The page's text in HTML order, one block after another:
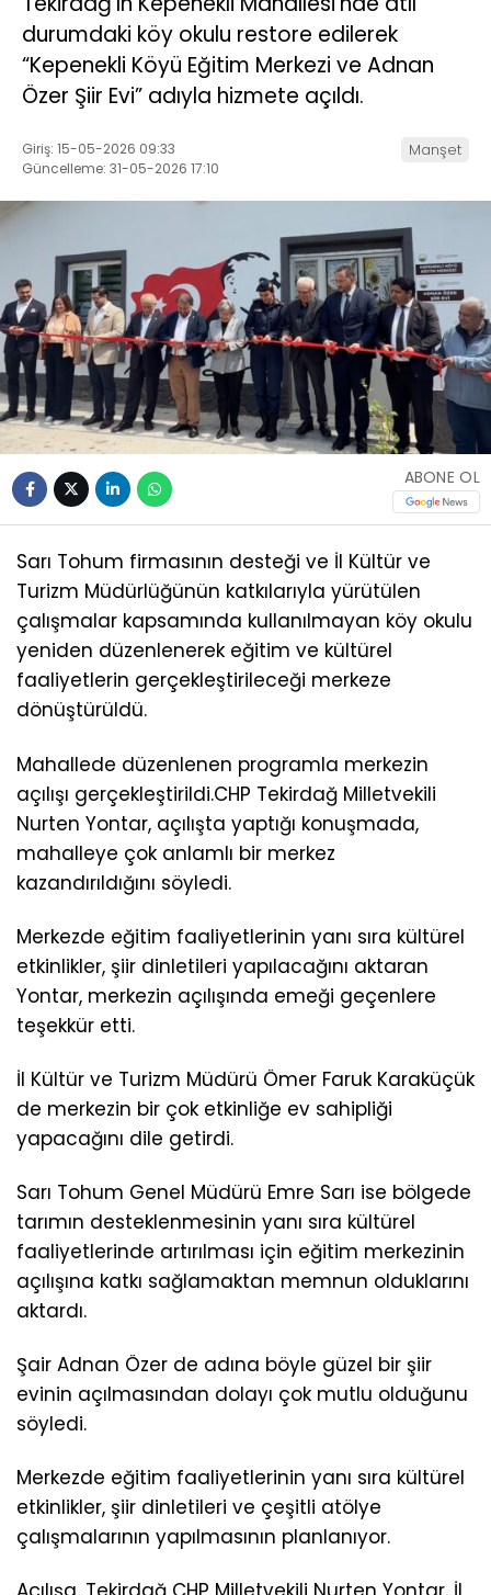
durumdaki köy okulu restore edilerek
“Kepenekli Köyü Eğitim Merkezi ve Adnan
Özer Şiir Evi” adıyla hizmete açıldı.
Giriş: 15-05-2026 09:33
Güncelleme: 31-05-2026 17:10
Manşet
ABONE OL
Sarı Tohum firmasının desteği ve İl Kültür ve
Turizm Müdürlüğünün katkılarıyla yürütülen
çalışmalar kapsamında kullanılmayan köy okulu
yeniden düzenlenerek eğitim ve kültürel
faaliyetlerin gerçekleştirileceği merkeze
dönüştürüldü.
Mahallede düzenlenen programla merkezin
açılışı gerçekleştirildi.CHP Tekirdağ Milletvekili
Nurten Yontar, açılışta yaptığı konuşmada,
mahalleye çok anlamlı bir merkez
kazandırıldığını söyledi.
Merkezde eğitim faaliyetlerinin yanı sıra kültürel
etkinlikler, şiir dinletileri yapılacağını aktaran
Yontar, merkezin açılışında emeği geçenlere
teşekkür etti.
İl Kültür ve Turizm Müdürü Ömer Faruk Karaküçük
de merkezin bir çok etkinliğe ev sahipliği
yapacağını dile getirdi.
Sarı Tohum Genel Müdürü Emre Sarı ise bölgede
tarımın desteklenmesinin yanı sıra kültürel
faaliyetlerinde artırılması için eğitim merkezinin
açılışına katkı sağlamaktan memnun olduklarını
aktardı.
Şair Adnan Özer de adına böyle güzel bir şiir
evinin açılmasından dolayı çok mutlu olduğunu
söyledi.
Merkezde eğitim faaliyetlerinin yanı sıra kültürel
etkinlikler, şiir dinletileri ve çeşitli atölye
çalışmalarının yapılmasının planlanıyor.